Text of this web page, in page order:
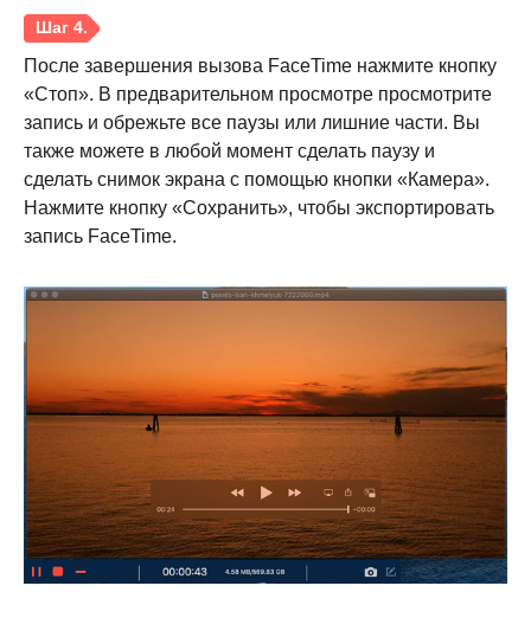
После завершения вызова FaceTime нажмите кнопку
«Стоп». В предварительном просмотре просмотрите
запись и обрежьте все паузы или лишние части. Вы
также можете в любой момент сделать паузу и
сделать снимок экрана с помощью кнопки «Камера».
Нажмите кнопку «Сохранить», чтобы экспортировать
запись FaceTime.